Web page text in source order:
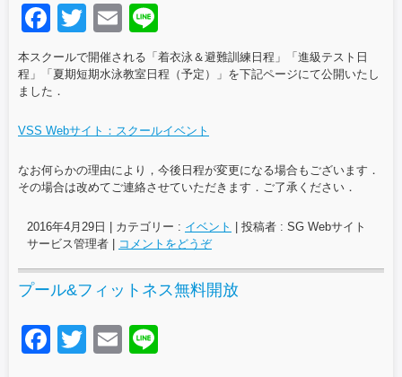
F
a
c
e
b
o
o
k
T
wi
tt
E
m
ail
n
e
本スクールで開催される「着衣泳＆避難訓練日程」「進級テスト日
程」「夏期短期水泳教室日程（予定）」を下記ページにて公開いたし
ました．
VSS Webサイト：スクールイベント
なお何らかの理由により，今後日程が変更になる場合もございます．
その場合は改めてご連絡させていただきます．ご了承ください．
2016年4月29日 | カテゴリー : イベント | 投稿者 : SG Webサイト
サービス管理者 | コメントをどうぞ
プール&フィットネス無料開放
F
T
E